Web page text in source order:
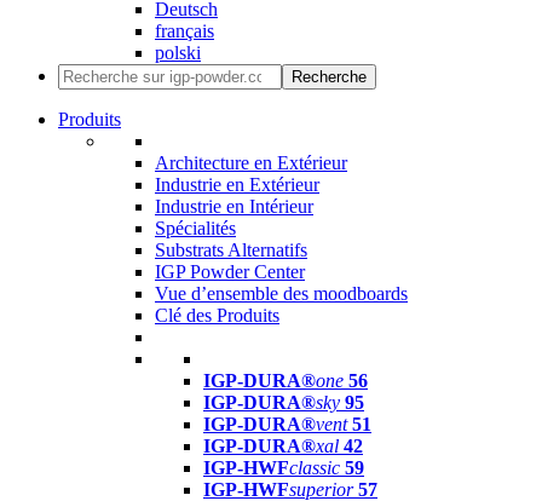
Deutsch
français
polski
Recherche
Produits
Architecture en Extérieur
Industrie en Extérieur
Industrie en Intérieur
Spécialités
Substrats Alternatifs
IGP Powder Center
Vue d’ensemble des moodboards
Clé des Produits
IGP-DURA®one 56
IGP-DURA®sky 95
IGP-DURA®vent 51
IGP-DURA®xal 42
IGP-HWFclassic 59
IGP-HWFsuperior 57